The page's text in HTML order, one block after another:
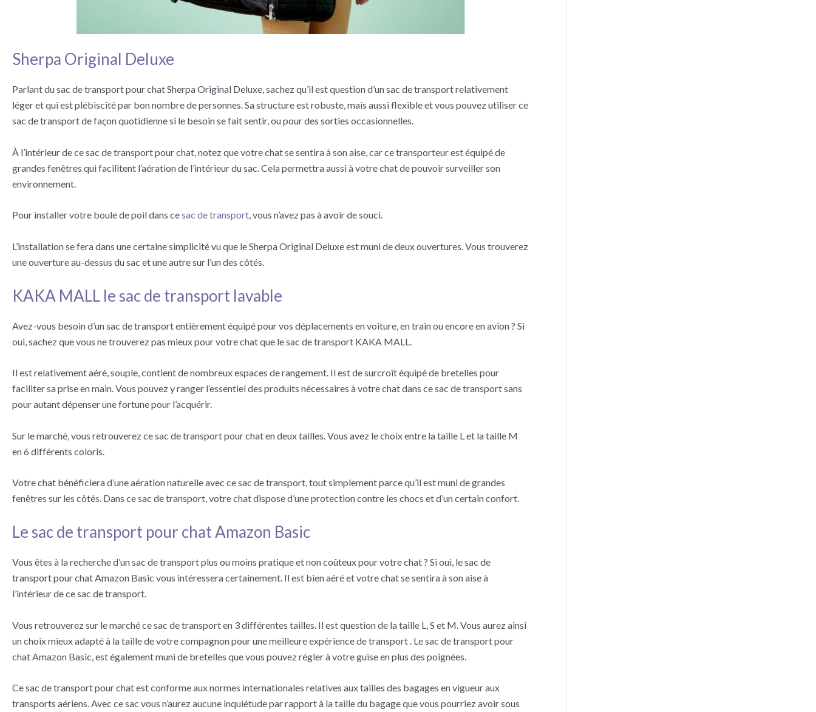
Sherpa Original Deluxe
Parlant du sac de transport pour chat Sherpa Original Deluxe, sachez qu’il est question d’un sac de transport relativement
léger et qui est plébiscité par bon nombre de personnes. Sa structure est robuste, mais aussi flexible et vous pouvez utiliser ce
sac de transport de façon quotidienne si le besoin se fait sentir, ou pour des sorties occasionnelles.
À l’intérieur de ce sac de transport pour chat, notez que votre chat se sentira à son aise, car ce transporteur est équipé de
grandes fenêtres qui facilitent l’aération de l’intérieur du sac. Cela permettra aussi à votre chat de pouvoir surveiller son
environnement.
Pour installer votre boule de poil dans cesac de transport, vous n’avez pas à avoir de souci.
L’installation se fera dans une certaine simplicité vu que le Sherpa Original Deluxe est muni de deux ouvertures. Vous trouverez
une ouverture au-dessus du sac et une autre sur l’un des côtés.
KAKA MALL le sac de transport lavable
Avez-vous besoin d’un sac de transport entièrement équipé pour vos déplacements en voiture, en train ou encore en avion ? Si
oui, sachez que vous ne trouverez pas mieux pour votre chat que le sac de transport KAKA MALL.
Il est relativement aéré, souple, contient de nombreux espaces de rangement. Il est de surcroît équipé de bretelles pour
faciliter sa prise en main. Vous pouvez y ranger l’essentiel des produits nécessaires à votre chat dans ce sac de transport sans
pour autant dépenser une fortune pour l’acquérir.
Sur le marché, vous retrouverez ce sac de transport pour chat en deux tailles. Vous avez le choix entre la taille L et la taille M
en 6 différents coloris.
Votre chat bénéficiera d’une aération naturelle avec ce sac de transport, tout simplement parce qu’il est muni de grandes
fenêtres sur les côtés. Dans ce sac de transport, votre chat dispose d’une protection contre les chocs et d’un certain confort.
Le sac de transport pour chat Amazon Basic
Vous êtes à la recherche d’un sac de transport plus ou moins pratique et non coûteux pour votre chat ? Si oui, le sac de
transport pour chat Amazon Basic vous intéressera certainement. Il est bien aéré et votre chat se sentira à son aise à
l’intérieur de ce sac de transport.
Vous retrouverez sur le marché ce sac de transport en 3 différentes tailles. Il est question de la taille L, S et M. Vous aurez ainsi
un choix mieux adapté à la taille de votre compagnon pour une meilleure expérience de transport . Le sac de transport pour
chat Amazon Basic, est également muni de bretelles que vous pouvez régler à votre guise en plus des poignées.
Ce sac de transport pour chat est conforme aux normes internationales relatives aux tailles des bagages en vigueur aux
transports aériens. Avec ce sac vous n’aurez aucune inquiétude par rapport à la taille du bagage que vous pourriez avoir sous